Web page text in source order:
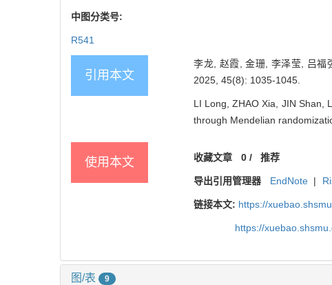
中图分类号:
R541
引用本文
李龙, 赵霞, 金珊, 李泽莹, 吕福
2025, 45(8): 1035-1045.
LI Long, ZHAO Xia, JIN Shan,
through Mendelian
使用本文 收藏文章 0/ 推荐
导出引用管理器 EndNote |
链接本文: https://
https://
图/表 9